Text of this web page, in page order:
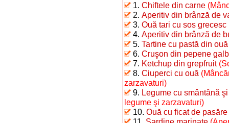
1. Chiftele din carne
2. Aperitiv din brânză de
3. Ouă tari cu sos grecesc
4. Aperitiv din brânză de
5. Tartine cu pastă din
6. Cruşon din pepene
7. Ketchup din grepfruit
8. Ciuperci cu ouă
zarzavaturi)
9. Legume cu smântână
legume şi zarzavaturi)
10. Ouă cu ficat de pasăre